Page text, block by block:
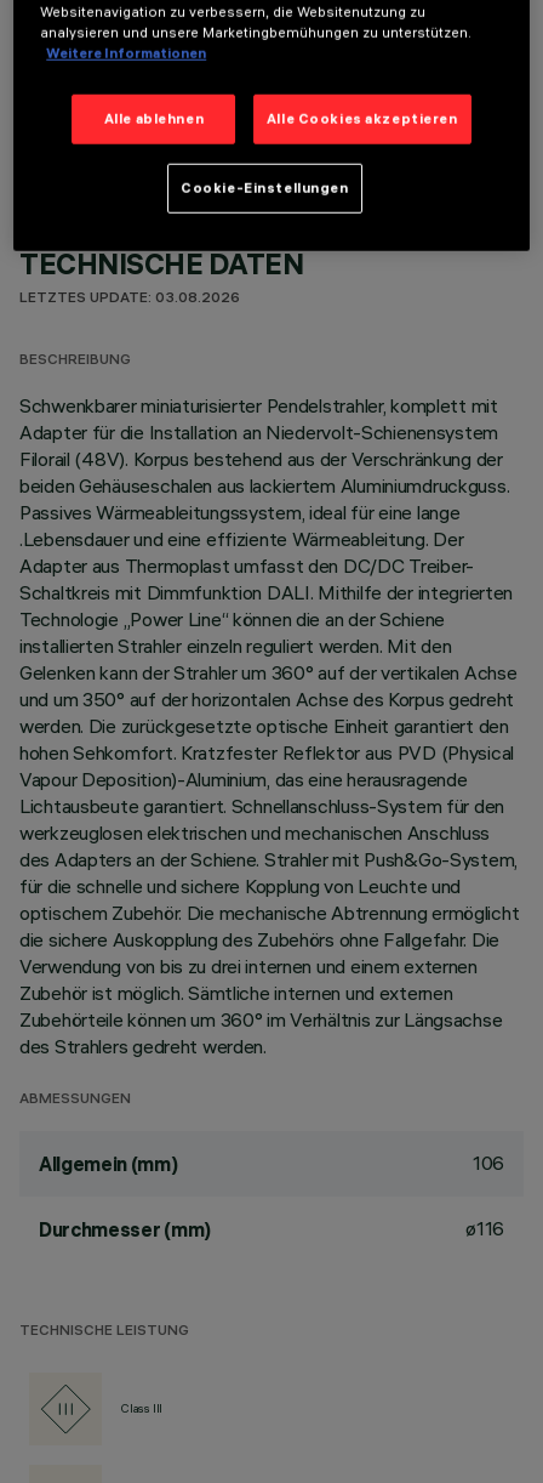
OPTIONALE KOMPONENTEN
TECHNISCHE DATEN
LETZTES UPDATE: 03.08.2026
BESCHREIBUNG
Schwenkbarer miniaturisierter Pendelstrahler, komplett mit
Adapter für die Installation an Niedervolt-Schienensystem
Filorail (48V). Korpus bestehend aus der Verschränkung der
beiden Gehäuseschalen aus lackiertem Aluminiumdruckguss.
Passives Wärmeableitungssystem, ideal für eine lange
.Lebensdauer und eine effiziente Wärmeableitung. Der
Adapter aus Thermoplast umfasst den DC/DC Treiber-
Schaltkreis mit Dimmfunktion DALI. Mithilfe der integrierten
Technologie „Power Line“ können die an der Schiene
installierten Strahler einzeln reguliert werden. Mit den
Gelenken kann der Strahler um 360° auf der vertikalen Achse
und um 350° auf der horizontalen Achse des Korpus gedreht
werden. Die zurückgesetzte optische Einheit garantiert den
hohen Sehkomfort. Kratzfester Reflektor aus PVD (Physical
Vapour Deposition)-Aluminium, das eine herausragende
Lichtausbeute garantiert. Schnellanschluss-System für den
werkzeuglosen elektrischen und mechanischen Anschluss
des Adapters an der Schiene. Strahler mit Push&Go-System,
für die schnelle und sichere Kopplung von Leuchte und
optischem Zubehör. Die mechanische Abtrennung ermöglicht
die sichere Auskopplung des Zubehörs ohne Fallgefahr. Die
Verwendung von bis zu drei internen und einem externen
Zubehör ist möglich. Sämtliche internen und externen
Zubehörteile können um 360° im Verhältnis zur Längsachse
des Strahlers gedreht werden.
ABMESSUNGEN
Allgemein (mm) 106
Durchmesser (mm) ø116
TECHNISCHE LEISTUNG
Class III
Websitenavigation zu verbessern, die Websitenutzung zu
analysieren und unsere Marketingbemühungen zu unterstützen.
Weitere Informationen
Alle ablehnen Alle Cookies akzeptieren
Cookie-Einstellungen